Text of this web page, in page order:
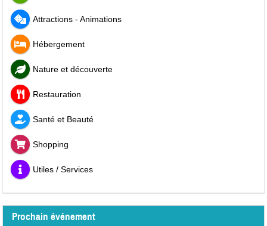
Attractions - Animations
Hébergement
Nature et découverte
Restauration
Santé et Beauté
Shopping
Utiles / Services
Prochain événement